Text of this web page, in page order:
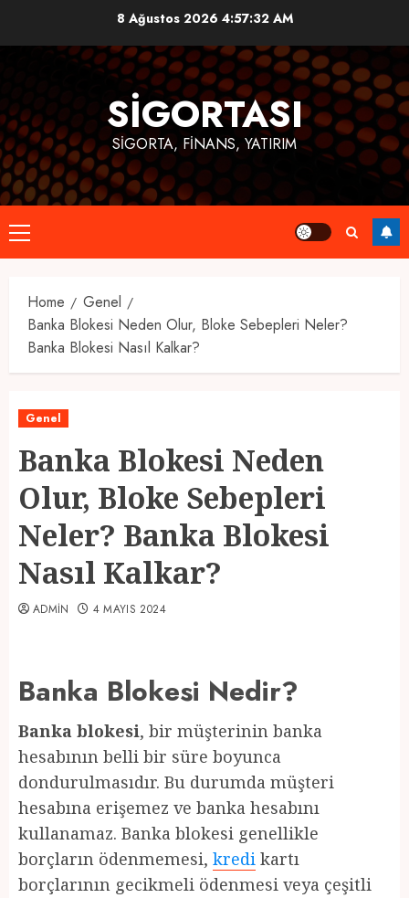
8 Ağustos 2026 4:57:33 AM
SIGORTASI
SIGORTA, FINANS, YATIRIM
Primary
Menu
Home
Genel
Banka Blokesi Neden Olur, Bloke Sebepleri Neler?
Banka Blokesi Nasıl Kalkar?
Genel
Banka Blokesi Neden
Olur, Bloke Sebepleri
Neler? Banka Blokesi
Nasıl Kalkar?
ADMIN 4 MAYIS 2024
Banka Blokesi Nedir?
Banka blokesi, bir müşterinin banka
hesabının belli bir süre boyunca
dondurulmasıdır. Bu durumda müşteri
hesabına erişemez ve banka hesabını
kullanamaz. Banka blokesi genellikle
borçların ödenmemesi, kredi kartı
borçlarının gecikmeli ödenmesi veya çeşitli